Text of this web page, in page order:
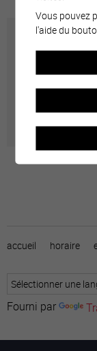
Carte
accueil horaire
Fourni par
Vous pouvez
l'aide du